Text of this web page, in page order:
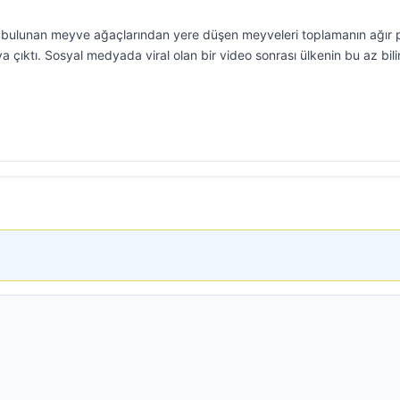
meyve ağaçlarından yere düşen meyveleri toplamanın ağır
çıktı. Sosyal medyada viral olan bir video sonrası ülkenin bu az